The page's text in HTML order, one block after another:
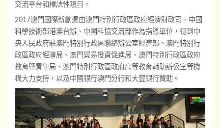
交流平台和標誌性項目。
2017澳門國際新創週由澳門特別行政區政府經濟財政司、中國
科學技術部港澳台辦、中國科協交流部作為指導單位，得到中
央人民政府駐澳門特別行政區聯絡辦公室經濟部、澳門特別行
政區政府經濟局、澳門貿易投資促進局、澳門特別行政區政府
教育暨青年局、澳門特別行政區政府高等教育輔助辦公室等機
構大力支持，以及中國銀行澳門分行和大豐銀行贊助。